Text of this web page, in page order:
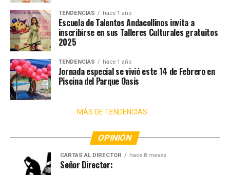
TENDENCIAS hace 1 año
Escuela de Talentos Andacollinos invita a
inscribirse en sus Talleres Culturales gratuitos
2025
TENDENCIAS hace 1 año
Jornada especial se vivió este 14 de Febrero en
Piscina del Parque Oasis
MÁS DE TENDENCIAS
OPINIÓN
CARTAS AL DIRECTOR hace 8 meses
Señor Director: